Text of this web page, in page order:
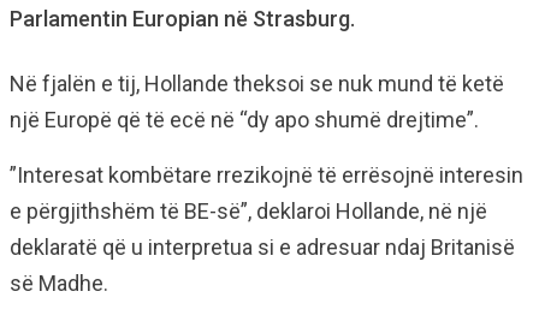
Parlamentin Europian në Strasburg.
Në fjalën e tij, Hollande theksoi se nuk mund të ketë
një Europë që të ecë në “dy apo shumë drejtime”.
”Interesat kombëtare rrezikojnë të errësojnë interesin
e përgjithshëm të BE-së”, deklaroi Hollande, në një
deklaratë që u interpretua si e adresuar ndaj Britanisë
së Madhe.